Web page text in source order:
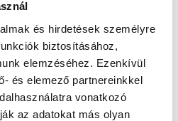
és hirdetések személyre
biztosításához,
elemzéséhez. Ezenkívül
és elemező partnereinkkel
vonatkozó
az adatokat más olyan